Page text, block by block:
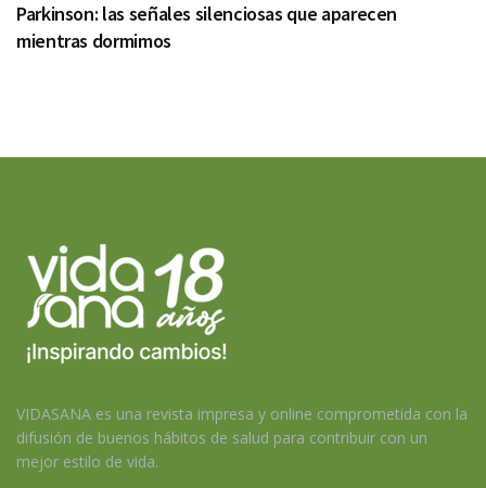
Parkinson: las señales silenciosas que aparecen
mientras dormimos
VIDASANA es una revista impresa y online comprometida con la
difusión de buenos hábitos de salud para contribuir con un
mejor estilo de vida.